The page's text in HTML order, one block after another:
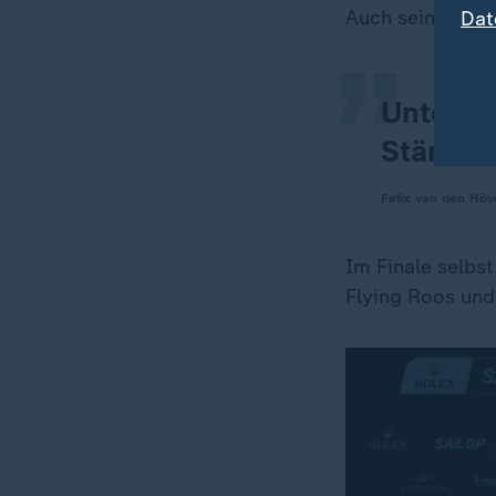
Auch sein
Unter
Stärken.
Im Finale
Flying Roos